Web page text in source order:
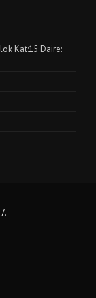
Kat:15 Daire:
.